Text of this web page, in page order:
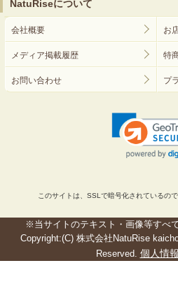
NatuRiseについて
会社概要 お
メディア掲載履歴 特
お問い合わせ プ
このサイトは、SSLで暗号化されているの
※当サイトのテキスト・画像等すべ
Copyright:(C) 株式会社NatuRise
Reserved. 個人情